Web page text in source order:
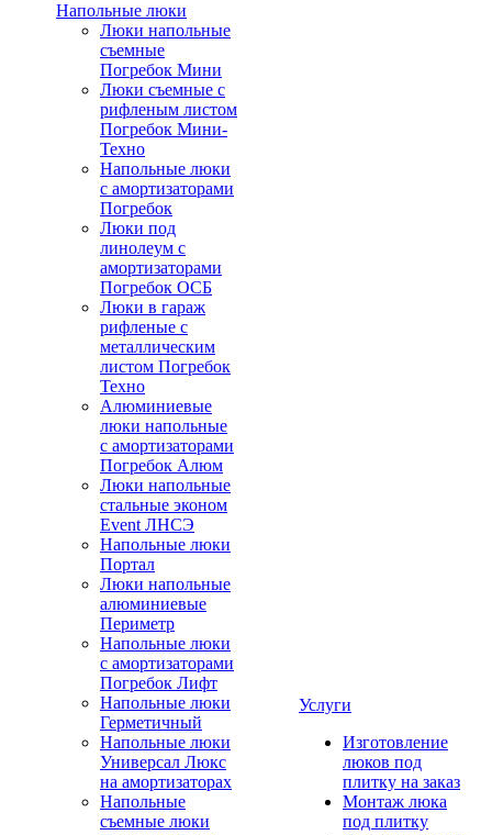
Напольные люки
Люки напольные
съемные
Погребок Мини
Люки съемные с
рифленым листом
Погребок Мини-
Техно
Напольные люки
с амортизаторами
Погребок
Люки под
линолеум с
амортизаторами
Погребок ОСБ
Люки в гараж
рифленые с
металлическим
листом Погребок
Техно
Алюминиевые
люки напольные
с амортизаторами
Погребок Алюм
Люки напольные
стальные эконом
Event ЛНСЭ
Напольные люки
Портал
Люки напольные
алюминиевые
Периметр
Напольные люки
с амортизаторами
Погребок Лифт
Напольные люки
Герметичный
Напольные люки
Универсал Люкс
на амортизаторах
Напольные
съемные люки
Услуги
Изготовление
люков под
плитку на заказ
Монтаж люка
под плитку